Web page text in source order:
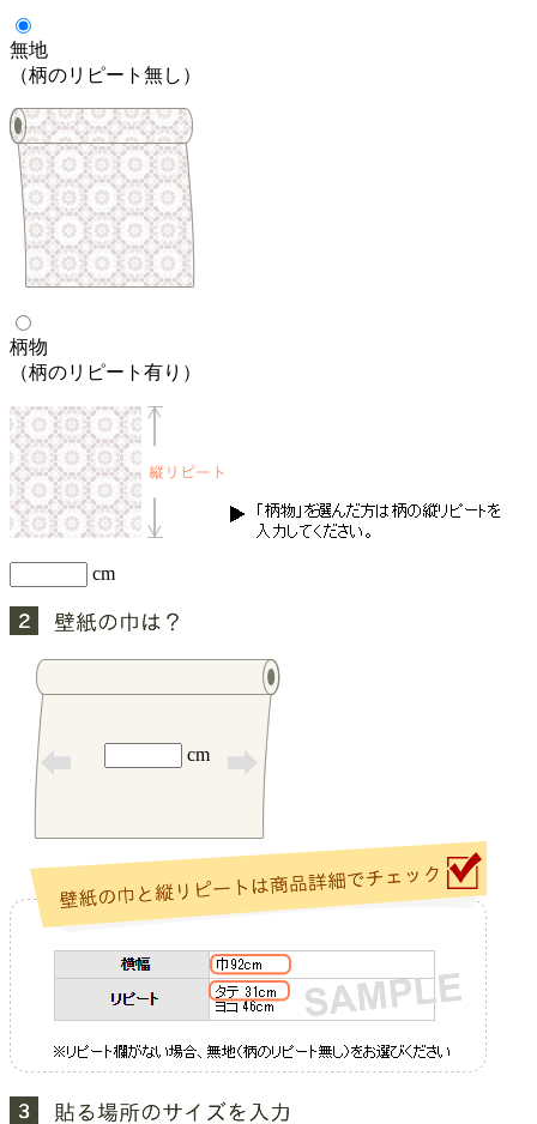
無地
（柄のリピート無し）
柄物
（柄のリピート有り）
cm
cm